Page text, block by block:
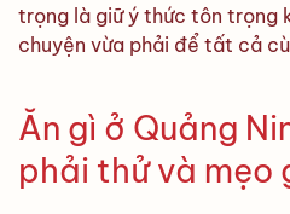
trọng là giữ ý thức tôn trọng
chuyện vừa phải để tất cả
Ăn gì ở Quảng
phải thử và mẹo